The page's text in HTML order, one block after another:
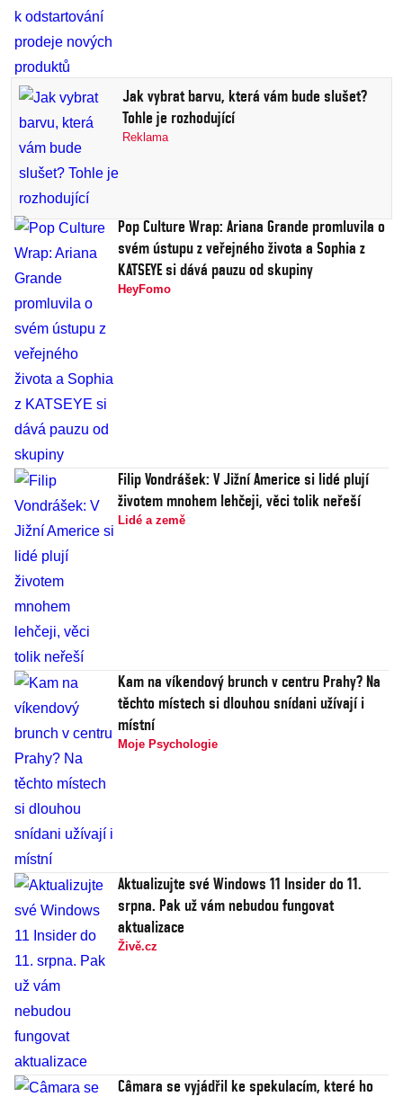
Jak vybrat barvu, která vám bude slušet?
Tohle je rozhodující
Reklama
Pop Culture Wrap: Ariana Grande promluvila o
svém ústupu z veřejného života a Sophia z
KATSEYE si dává pauzu od skupiny
HeyFomo
Filip Vondrášek: V Jižní Americe si lidé plují
životem mnohem lehčeji, věci tolik neřeší
Lidé a země
Kam na víkendový brunch v centru Prahy? Na
těchto místech si dlouhou snídani užívají i
místní
Moje Psychologie
Aktualizujte své Windows 11 Insider do 11.
srpna. Pak už vám nebudou fungovat
aktualizace
Živě.cz
Câmara se vyjádřil ke spekulacím, které ho